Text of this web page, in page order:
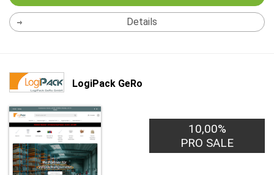
Details
LogiPack GeRo
10,00%
PRO SALE